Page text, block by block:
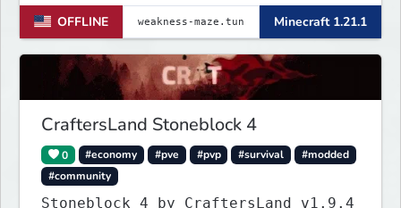
OFFLINE Minecraft 1.21.1
CraftersLand Stoneblock 4
0 #economy #pve #pvp #survival
#modded
#community
Stoneblock 4 by CraftersLand v1.9.4